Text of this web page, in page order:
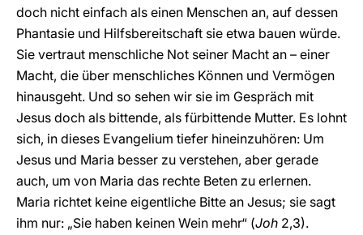
doch nicht einfach als einen Menschen an, auf dessen
Phantasie und Hilfsbereitschaft sie etwa bauen würde.
Sie vertraut menschliche Not seiner Macht an – einer
Macht, die über menschliches Können und Vermögen
hinausgeht. Und so sehen wir sie im Gespräch mit
Jesus doch als bittende, als fürbittende Mutter. Es lohnt
sich, in dieses Evangelium tiefer hineinzuhören: Um
Jesus und Maria besser zu verstehen, aber gerade
auch, um von Maria das rechte Beten zu erlernen.
Maria richtet keine eigentliche Bitte an Jesus; sie sagt
ihm nur: „Sie haben keinen Wein mehr“ (Joh 2,3).